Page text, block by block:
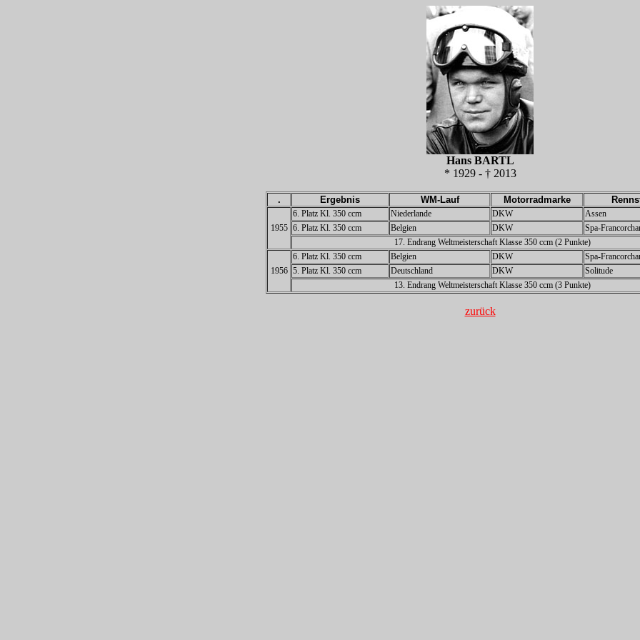
Hans BARTL
* 1929 - † 2013
. Ergebnis WM-Lauf Motorradmarke
1955
6. Platz Kl. 350 ccm Niederlande DKW
Assen
6. Platz Kl. 350 ccm
Belgien DKW
Spa-
17. Endrang Weltmeisterschaft Klasse 350 ccm (2 Punkte)
1956
6. Platz Kl. 350 ccm Belgien DKW
Spa-
5. Platz Kl. 350 ccm
Deutschland DKW
Solitude
13. Endrang Weltmeisterschaft Klasse 350 ccm (3 Punkte)
zurück